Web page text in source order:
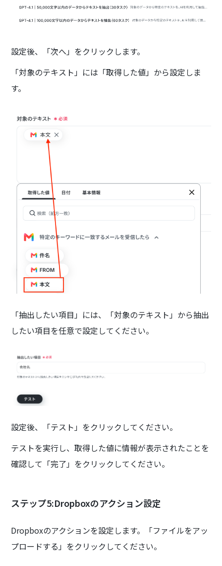
設定後、「次へ」をクリックします。
「対象のテキスト」には「取得した値」から設定しま
す。
「抽出したい項目」には、「対象のテキスト」から抽出
したい項目を任意で設定してください。
設定後、「テスト」をクリックしてください。
テストを実行し、取得した値に情報が表示されたことを
確認して「完了」をクリックしてください。
ステップ5:Dropboxのアクション設定
Dropboxのアクションを設定します。「ファイルをアッ
プロードする」をクリックしてください。